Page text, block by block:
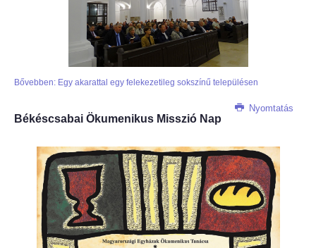
Bővebben: Egy akarattal egy felekezetileg sokszínű településen
Nyomtatás
Békéscsabai Ökumenikus Misszió Nap